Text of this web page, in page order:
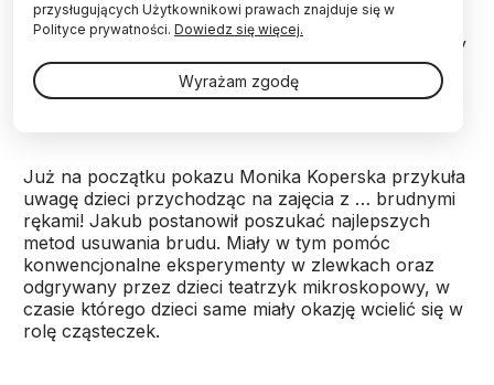
Cykl wykładów, cieszących się wśród dzieci
szczególnym powodzeniem, poprowadzili naukowcy
z Wydziału Chemii, Uniwersytetu Jagiellońskiego -
doktorantka Monika Koperska i doktor Jakub
Już na początku pokazu Monika Koperska przykuła
uwagę dzieci przychodząc na zajęcia z … brudnymi
rękami! Jakub postanowił poszukać najlepszych
metod usuwania brudu. Miały w tym pomóc
konwencjonalne eksperymenty w zlewkach oraz
odgrywany przez dzieci teatrzyk mikroskopowy, w
czasie którego dzieci same miały okazję wcielić się w
rolę cząsteczek.
przysługujących Użytkownikowi prawach znajduje się w
Polityce prywatności. Dowiedz się więcej.
Wyrażam zgodę